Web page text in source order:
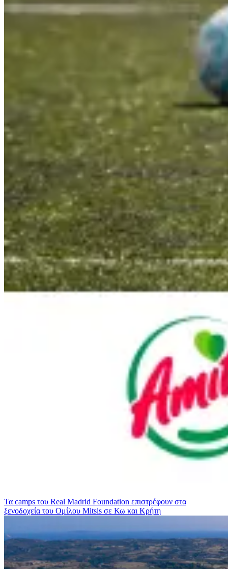
Τα camps του Real Madrid Foundation επιστρέφουν στα
ξενοδοχεία του Ομίλου Mitsis σε Κω και Κρήτη